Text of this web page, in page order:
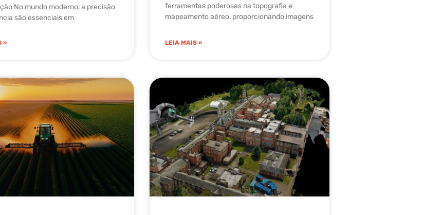
No mundo moderno, a precisão
são essenciais em
»
ferramentas poderosas na topografia e
mapeamento aéreo, proporcionando imagens
LEIA MAIS »